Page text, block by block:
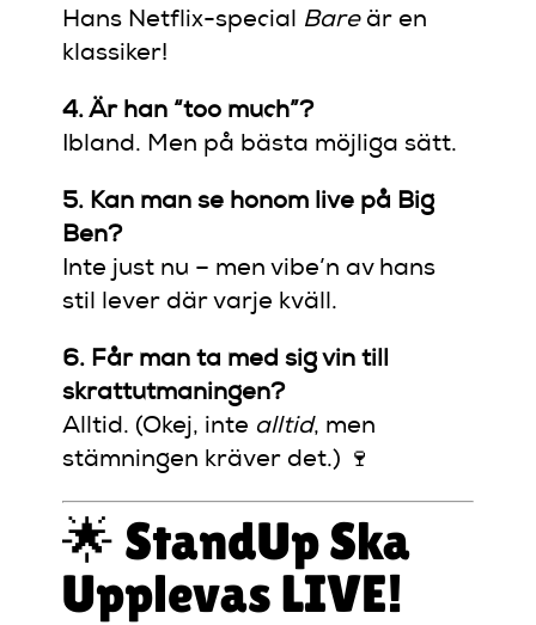
Hans Netflix-special Bareär en
klassiker!
4. Är han “too much”?
Ibland. Men på bästa möjliga sätt.
5. Kan man se honom live på Big
Ben?
Inte just nu – men vibe’n av hans
stil lever där varje kväll.
6. Får man ta med sig vin till
skrattutmaningen?
Alltid. (Okej, inte alltid, men
stämningen kräver det.) 🍷
🌟 StandUp Ska
Upplevas LIVE!